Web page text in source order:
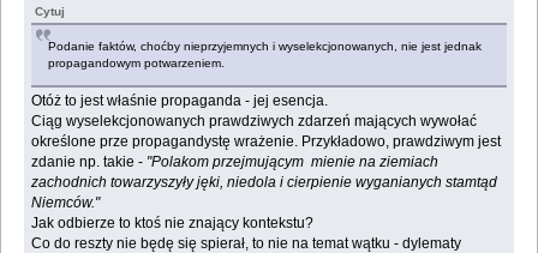
Cytuj
Podanie faktów, choćby nieprzyjemnych i wyselekcjonowanych, nie jest jednak
propagandowym potwarzeniem.
Otóż to jest właśnie propaganda - jej esencja.
Ciąg wyselekcjonowanych prawdziwych zdarzeń mających wywołać
określone prze propagandystę wrażenie. Przykładowo, prawdziwym jest
zdanie np. takie - "Polakom przejmującym mienie na ziemiach
zachodnich towarzyszyły jęki, niedola i cierpienie wyganianych stamtąd
Niemców."
Jak odbierze to ktoś nie znający kontekstu?
Co do reszty nie będę się spierał, to nie na temat wątku - dylematy